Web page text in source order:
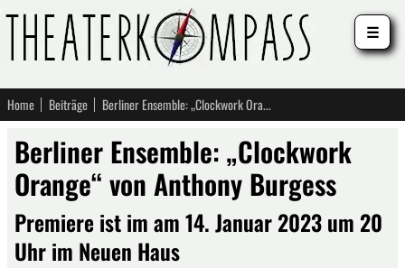
Home Beiträge Berliner Ensemble: „Clockwork Orange“ von Anthony Burgess
Berliner Ensemble: „Clockwork
Orange“ von Anthony Burgess
Premiere ist im am 14. Januar 2023 um 20
Uhr im Neuen Haus
☰